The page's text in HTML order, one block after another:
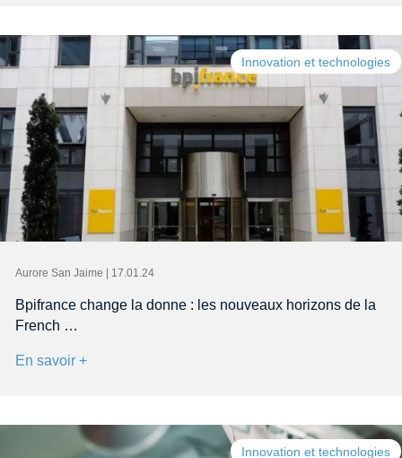
Innovation et technologies
Aurore San Jaime | 17.01.24
Bpifrance change la donne : les nouveaux horizons de la
French …
En savoir +
Innovation et technologies